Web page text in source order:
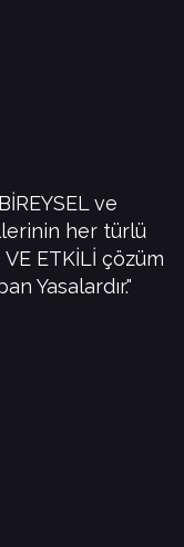
ve
her türlü
ETKİLİ çözüm
Yasalardır."